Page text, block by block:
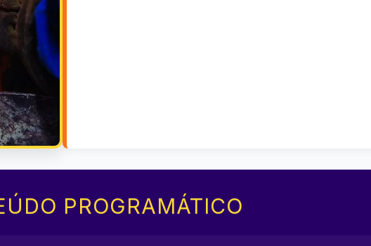
PROGRAMÁTICO